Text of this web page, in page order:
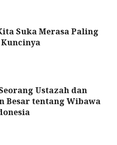
Suka Merasa Paling
Ustazah dan
Besar tentang Wibawa